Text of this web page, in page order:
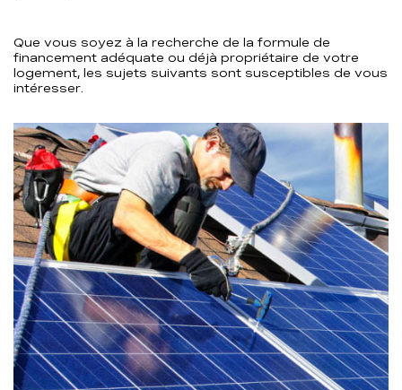
Que vous soyez à la recherche de la formule de
financement adéquate ou déjà propriétaire de votre
logement, les sujets suivants sont susceptibles de vous
intéresser.